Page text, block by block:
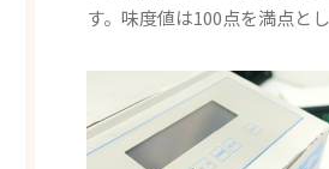
す。味度値は100点を満点と